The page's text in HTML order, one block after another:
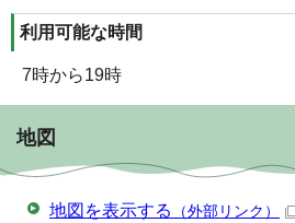
利用可能な時間
7時から19時
地図
地図を表示する （外部リンク）